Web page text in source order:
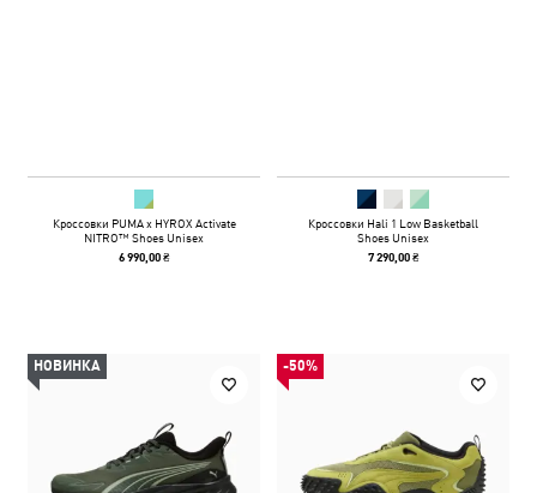
Кроссовки PUMA x HYROX Activate
NITRO™ Shoes Unisex
6 990,00 ₴
Кроссовки Hali 1 Low Basketball
Shoes Unisex
7 290,00 ₴
НОВИНКА -50%